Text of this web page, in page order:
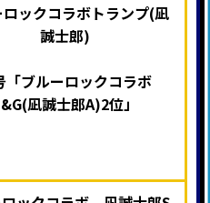
ックコラボトランプ(凪
誠士郎)
「ブルーロックコラボ
凪誠士郎A)2位」